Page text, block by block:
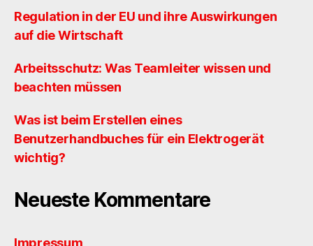
Regulation in der EU und ihre Auswirkungen
auf die Wirtschaft
Arbeitsschutz: Was Teamleiter wissen und
beachten müssen
Was ist beim Erstellen eines
Benutzerhandbuches für ein Elektrogerät
wichtig?
Neueste Kommentare
Impressum